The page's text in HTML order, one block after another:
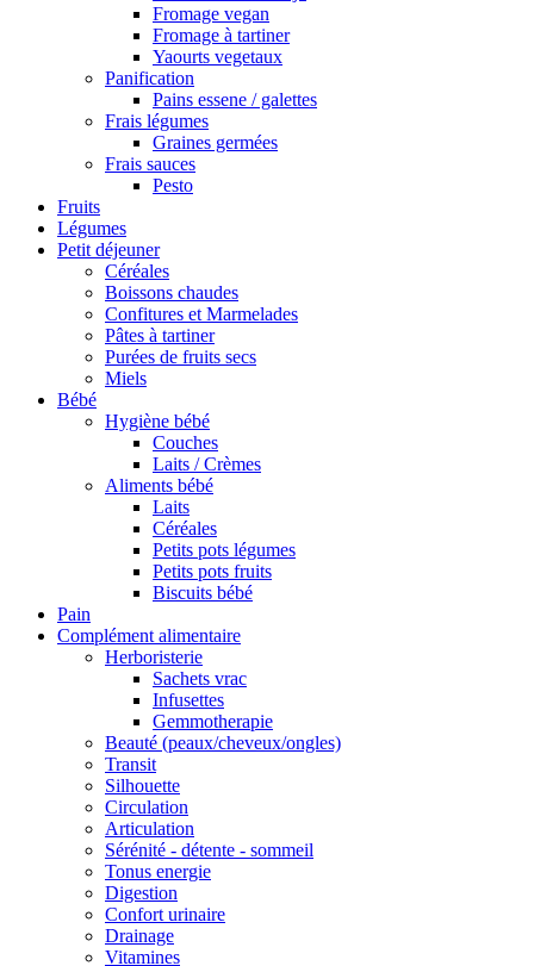
Fromage vegan
Fromage à tartiner
Yaourts vegetaux
Panification
Pains essene / galettes
Frais légumes
Graines germées
Frais sauces
Pesto
Fruits
Légumes
Petit déjeuner
Céréales
Boissons chaudes
Confitures et Marmelades
Pâtes à tartiner
Purées de fruits secs
Miels
Bébé
Hygiène bébé
Couches
Laits / Crèmes
Aliments bébé
Laits
Céréales
Petits pots légumes
Petits pots fruits
Biscuits bébé
Pain
Complément alimentaire
Herboristerie
Sachets vrac
Infusettes
Gemmotherapie
Beauté (peaux/cheveux/ongles)
Transit
Silhouette
Circulation
Articulation
Sérénité - détente - sommeil
Tonus energie
Digestion
Confort urinaire
Drainage
Vitamines